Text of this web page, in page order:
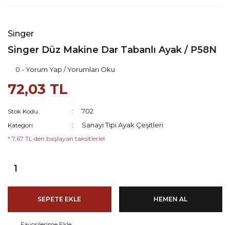
Singer
Singer Düz Makine Dar Tabanlı Ayak / P58N
0 - Yorum Yap / Yorumları Oku
72,03 TL
Stok Kodu 702
Kategori Sanayi Tipi Ayak Çeşitleri
* 7,67 TL den başlayan taksitlerle!
SEPETE EKLE HEMEN AL